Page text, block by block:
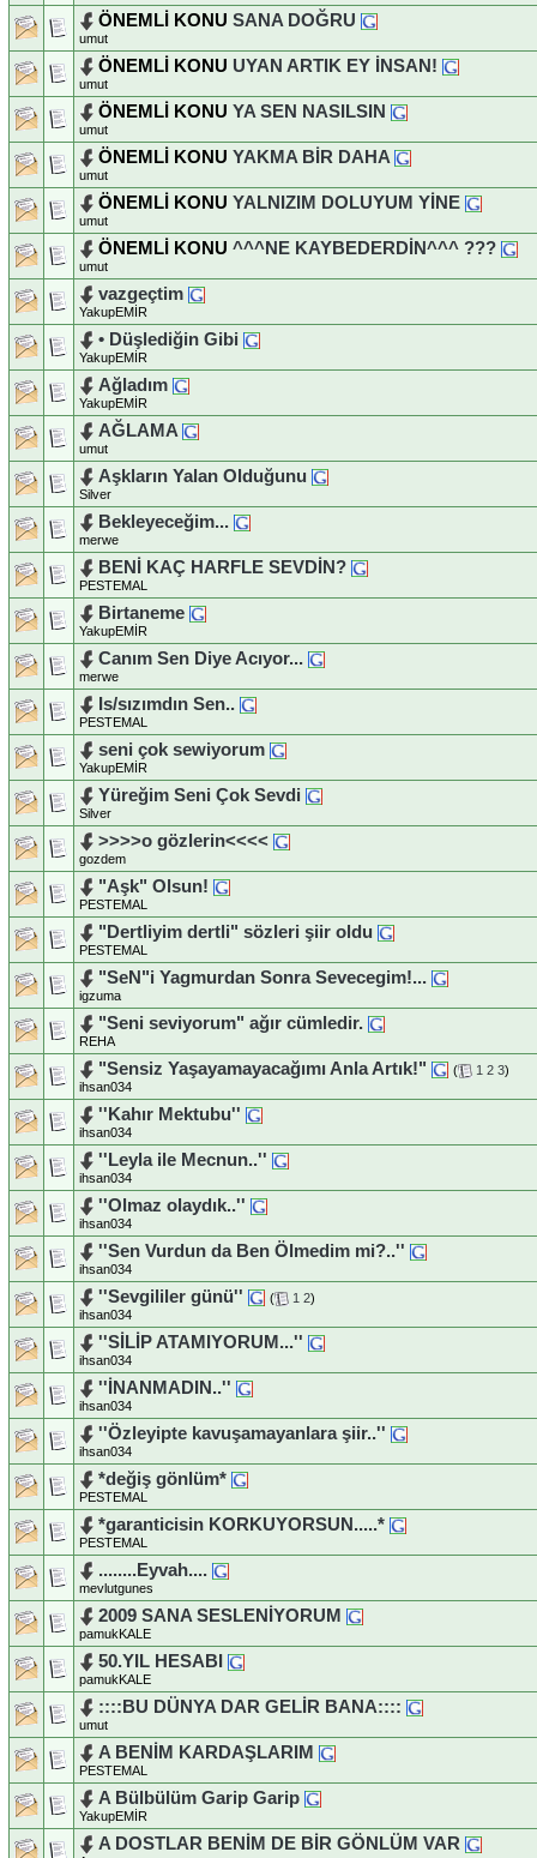
ÖNEMLİ KONU SANA DOĞRU
umut
ÖNEMLİ KONU UYAN ARTIK EY İNSAN!
umut
ÖNEMLİ KONU YA SEN NASILSIN
umut
ÖNEMLİ KONU YAKMA BİR DAHA
umut
ÖNEMLİ KONU YALNIZIM DOLUYUM YİNE
umut
ÖNEMLİ KONU ^^^NE KAYBEDERDİN^^^ ???
umut
vazgeçtim
YakupEMİR
• Düşlediğin Gibi
YakupEMİR
Ağladım
YakupEMİR
AĞLAMA
umut
Aşkların Yalan Olduğunu
Silver
Bekleyeceğim...
merwe
BENİ KAÇ HARFLE SEVDİN?
PESTEMAL
Birtaneme
YakupEMİR
Canım Sen Diye Acıyor...
merwe
Is/sızımdın Sen..
PESTEMAL
seni çok sewiyorum
YakupEMİR
Yüreğim Seni Çok Sevdi
Silver
>>>>o gözlerin<<<<
gozdem
"Aşk" Olsun!
PESTEMAL
"Dertliyim dertli" sözleri şiir oldu
PESTEMAL
"SeN"i Yagmurdan Sonra Sevecegim!...
igzuma
"Seni seviyorum" ağır cümledir.
REHA
"Sensiz Yaşayamayacağımı Anla Artık!" ( 1 2 3)
ihsan034
''Kahır Mektubu''
ihsan034
''Leyla ile Mecnun..''
ihsan034
''Olmaz olaydık..''
ihsan034
''Sen Vurdun da Ben Ölmedim mi?..''
ihsan034
''Sevgililer günü'' ( 1 2)
ihsan034
''SİLİP ATAMIYORUM...''
ihsan034
''İNANMADIN..''
ihsan034
''Özleyipte kavuşamayanlara şiir..''
ihsan034
*değiş gönlüm*
PESTEMAL
*garanticisin KORKUYORSUN.....*
PESTEMAL
........Eyvah....
mevlutgunes
2009 SANA SESLENİYORUM
pamukKALE
50.YIL HESABI
pamukKALE
::::BU DÜNYA DAR GELİR BANA::::
umut
A BENİM KARDAŞLARIM
PESTEMAL
A Bülbülüm Garip Garip
YakupEMİR
A DOSTLAR BENİM DE BİR GÖNLÜM VAR